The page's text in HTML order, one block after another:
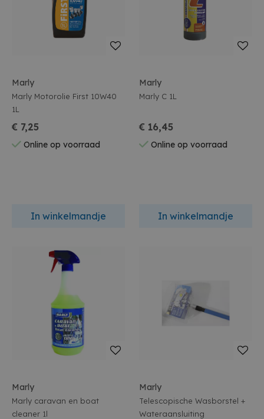
Marly
Marly Motorolie First 10W40
1L
€ 7,25
Online op voorraad
In winkelmandje
Marly
Marly C 1L
€ 16,45
Online op voorraad
In winkelmandje
Marly
Marly caravan en boat
cleaner 1l
Marly
Telescopische Wasborstel +
Wateraansluiting